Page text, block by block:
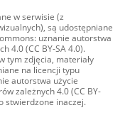
w serwisie (z
są udostępniane
uznanie autorstwa
4.0 (CC BY-SA 4.0).
tym zdjęcia, materiały
na licencji typu
autorstwa użycie
zależnych 4.0 (CC BY-
stwierdzone inaczej.